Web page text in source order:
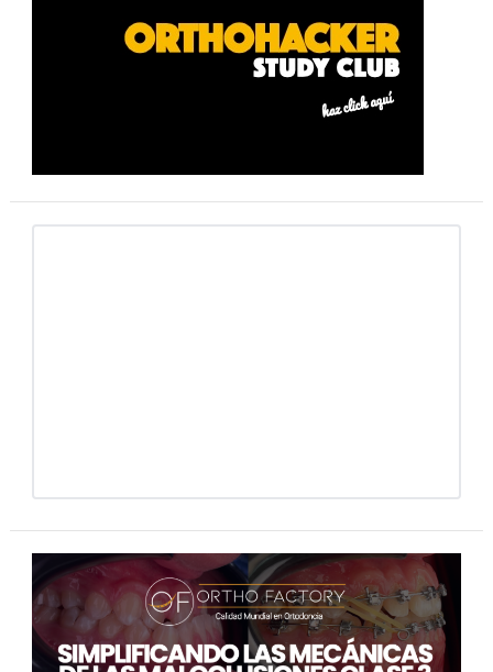
primaria